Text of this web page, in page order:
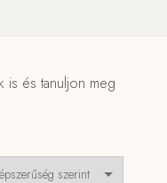
is és tanuljon meg